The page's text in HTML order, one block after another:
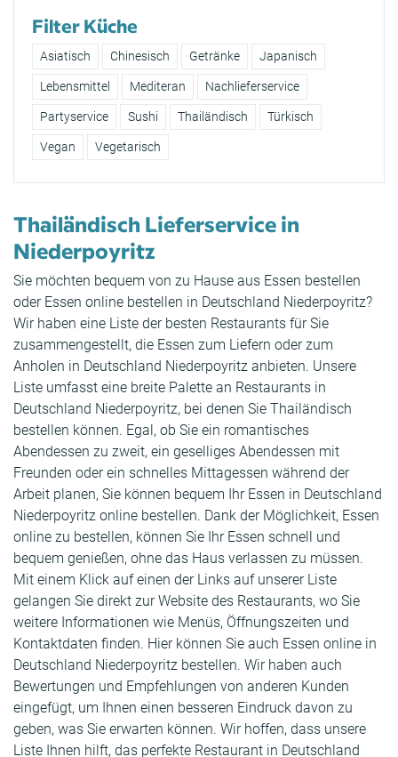
Filter Küche
Asiatisch Chinesisch Getränke Japanisch
Lebensmittel Mediteran Nachlieferservice
Partyservice Sushi Thailändisch Türkisch
Vegan Vegetarisch
Thailändisch Lieferservice in
Niederpoyritz
Sie möchten bequem von zu Hause aus Essen bestellen
oder Essen online bestellen in Deutschland Niederpoyritz?
Wir haben eine Liste der besten Restaurants für Sie
zusammengestellt, die Essen zum Liefern oder zum
Anholen in Deutschland Niederpoyritz anbieten. Unsere
Liste umfasst eine breite Palette an Restaurants in
Deutschland Niederpoyritz, bei denen Sie Thailändisch
bestellen können. Egal, ob Sie ein romantisches
Abendessen zu zweit, ein geselliges Abendessen mit
Freunden oder ein schnelles Mittagessen während der
Arbeit planen, Sie können bequem Ihr Essen in Deutschland
Niederpoyritz online bestellen. Dank der Möglichkeit, Essen
online zu bestellen, können Sie Ihr Essen schnell und
bequem genießen, ohne das Haus verlassen zu müssen.
Mit einem Klick auf einen der Links auf unserer Liste
gelangen Sie direkt zur Website des Restaurants, wo Sie
weitere Informationen wie Menüs, Öffnungszeiten und
Kontaktdaten finden. Hier können Sie auch Essen online in
Deutschland Niederpoyritz bestellen. Wir haben auch
Bewertungen und Empfehlungen von anderen Kunden
eingefügt, um Ihnen einen besseren Eindruck davon zu
geben, was Sie erwarten können. Wir hoffen, dass unsere
Liste Ihnen hilft, das perfekte Restaurant in Deutschland